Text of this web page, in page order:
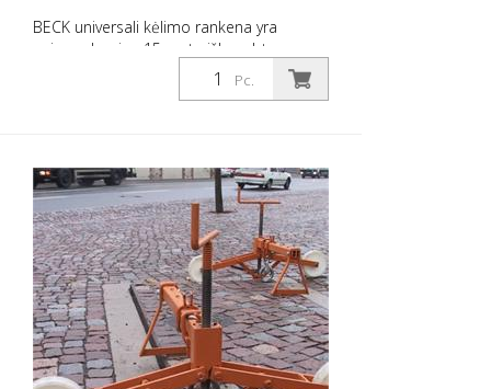
BECK universali kėlimo rankena yra
universalus, jau 15 metų išbandytas
įrankis, skirtas visiems standartiniams
dangčiams ir grotelėms pakelti ir įstatyti.
hidrantams ir grotelėms: - Su srieginiu
veržliarakčiu - švelniai veikia jėga -
paprastas - lengvas - užima mažai vietos -
paprastas vieno žmogaus valdymas -
Saugumas atidarant šulinius Universalią
kėlimo rankeną galima naudoti įvairiais
būdais dėl pasukamų ir reguliuojamo
aukščio kablių. Uždėjus srieginį veržliaraktį
ant šulinio rėmo, galima jėga išlaužti
įstrigusius dangčius. Tinka: - tinka šulinių
Pc.